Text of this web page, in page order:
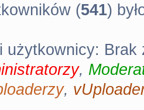
(541)
użytkownicy:
,
,